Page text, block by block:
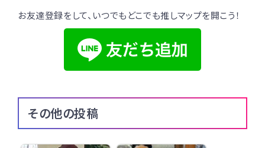
お友達登録をして、いつでもどこでも推しマップを開こう！
その他の投稿